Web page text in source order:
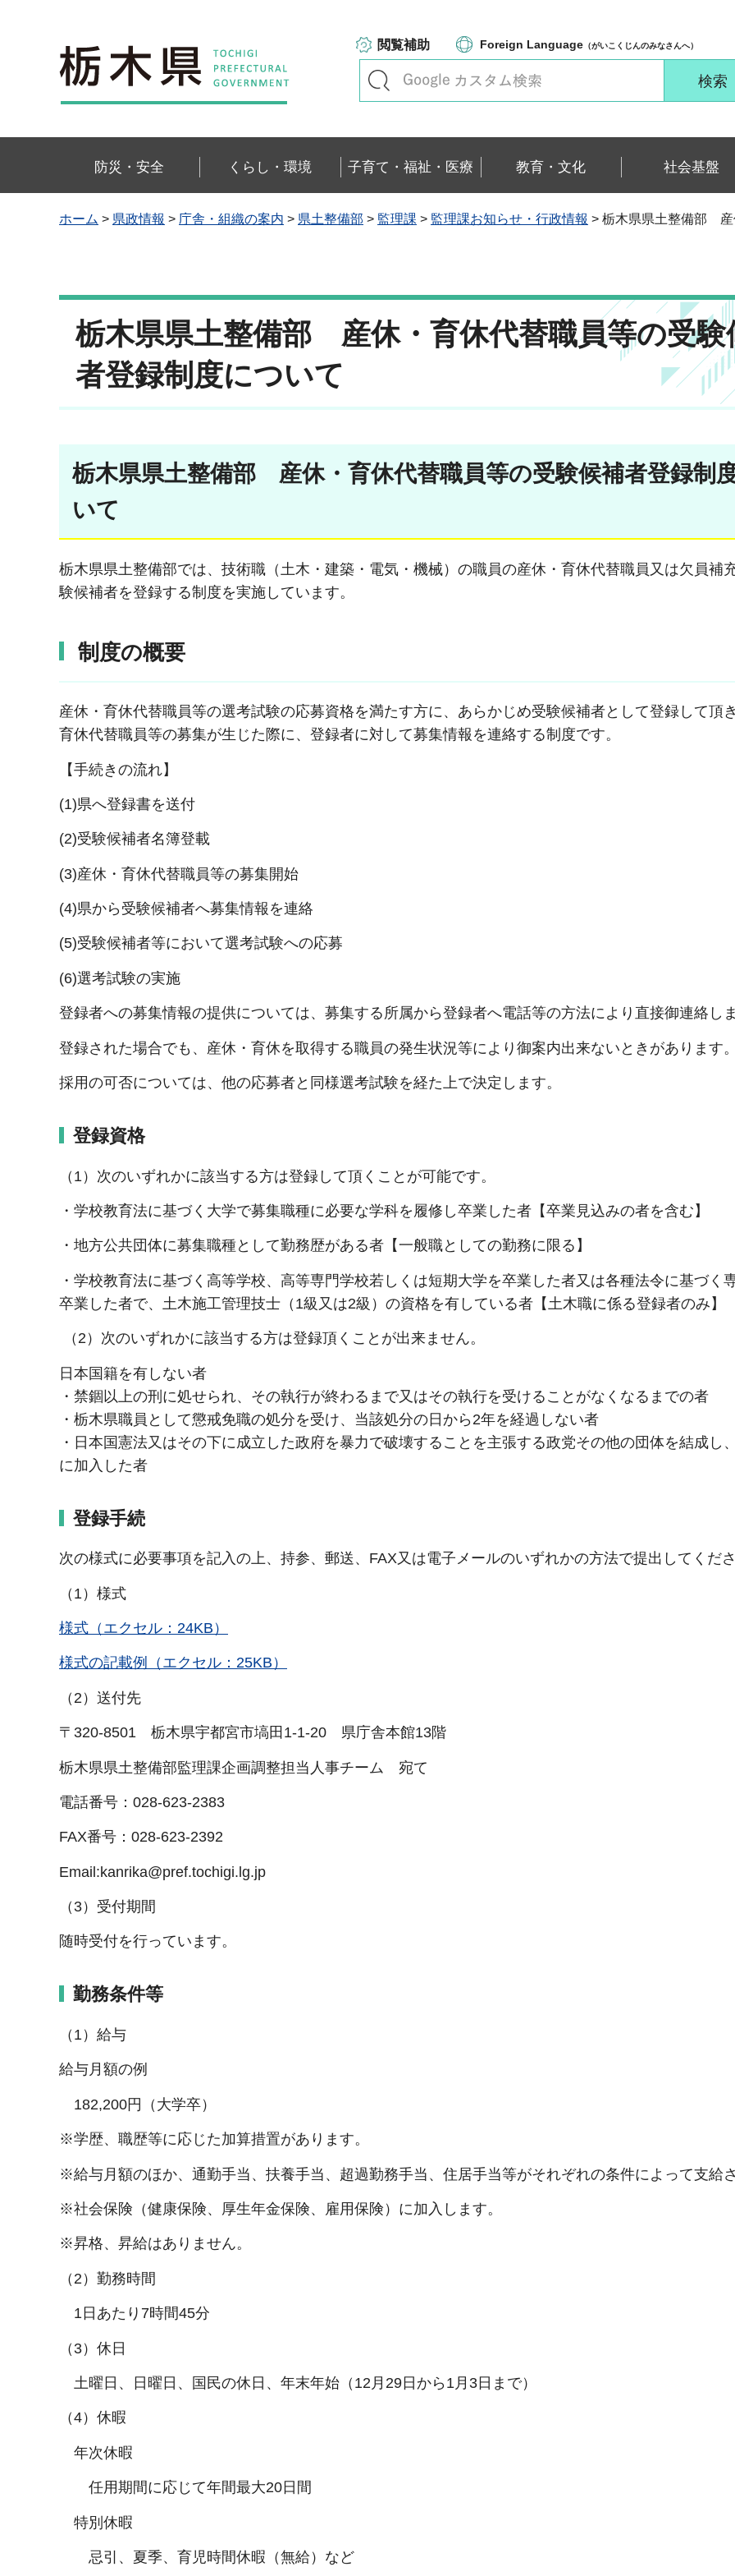
栃木県
閲覧補助 Foreign Language （がいこくじんのみなさんへ）
防災・安全 くらし・環境 子育て・福祉・医療 教育・文化 社会基盤
ホーム > 県政情報 > 庁舎・組織の案内 > 県土整備部 > 監理課 > 監理課お知らせ・行政情報 > 栃木県県土整備部 産
栃木県県土整備部 産休・育休代替職員等の受験
者登録制度について
栃木県県土整備部 産休・育休代替職員等の受験候補者登録制
いて
栃木県県土整備部では、技術職（土木・建築・電気・機械）の職員の産休・育休代替職員又は欠員補
験候補者を登録する制度を実施しています。
制度の概要
産休・育休代替職員等の選考試験の応募資格を満たす方に、あらかじめ受験候補者として登録して頂
育休代替職員等の募集が生じた際に、登録者に対して募集情報を連絡する制度です。
【手続きの流れ】
(1)県へ登録書を送付
(2)受験候補者名簿登載
(3)産休・育休代替職員等の募集開始
(4)県から受験候補者へ募集情報を連絡
(5)受験候補者等において選考試験への応募
(6)選考試験の実施
登録者への募集情報の提供については、募集する所属から登録者へ電話等の方法により直接御連絡し
登録された場合でも、産休・育休を取得する職員の発生状況等により御案内出来ないときがあります
採用の可否については、他の応募者と同様選考試験を経た上で決定します。
登録資格
（1）次のいずれかに該当する方は登録して頂くことが可能です。
・学校教育法に基づく大学で募集職種に必要な学科を履修し卒業した者【卒業見込みの者を含む】
・地方公共団体に募集職種として勤務歴がある者【一般職としての勤務に限る】
・学校教育法に基づく高等学校、高等専門学校若しくは短期大学を卒業した者又は各種法令に基づく
卒業した者で、土木施工管理技士（1級又は2級）の資格を有している者【土木職に係る登録者のみ】
（2）次のいずれかに該当する方は登録頂くことが出来ません。
日本国籍を有しない者
・禁錮以上の刑に処せられ、その執行が終わるまで又はその執行を受けることがなくなるまでの者
・栃木県職員として懲戒免職の処分を受け、当該処分の日から2年を経過しない者
・日本国憲法又はその下に成立した政府を暴力で破壊することを主張する政党その他の団体を結成し
に加入した者
登録手続
次の様式に必要事項を記入の上、持参、郵送、FAX又は電子メールのいずれかの方法で提出してくだ
（1）様式
様式（エクセル：24KB）
様式の記載例（エクセル：25KB）
（2）送付先
〒320-8501 栃木県宇都宮市塙田1-1-20 県庁舎本館13階
栃木県県土整備部監理課企画調整担当人事チーム 宛て
電話番号：028-623-2383
FAX番号：028-623-2392
Email:kanrika@pref.tochigi.lg.jp
（3）受付期間
随時受付を行っています。
勤務条件等
（1）給与
給与月額の例
182,200円（大学卒）
※学歴、職歴等に応じた加算措置があります。
※給与月額のほか、通勤手当、扶養手当、超過勤務手当、住居手当等がそれぞれの条件によって支給
※社会保険（健康保険、厚生年金保険、雇用保険）に加入します。
※昇格、昇給はありません。
（2）勤務時間
1日あたり7時間45分
（3）休日
土曜日、日曜日、国民の休日、年末年始（12月29日から1月3日まで）
（4）休暇
年次休暇
任用期間に応じて年間最大20日間
特別休暇
忌引、夏季、育児時間休暇（無給）など